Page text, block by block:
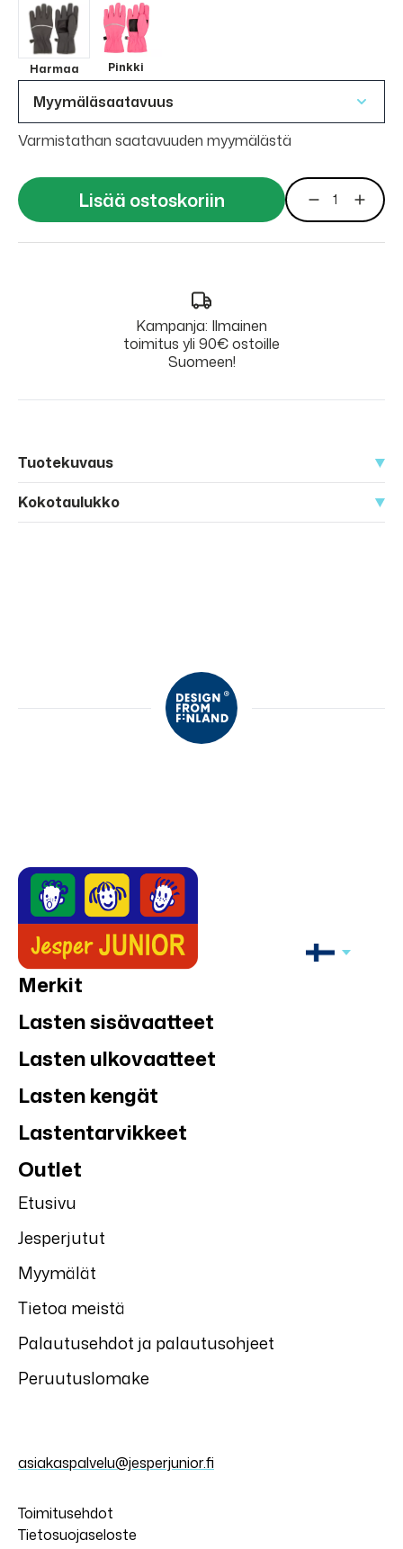
Harmaa Pinkki
Myymäläsaatavuus
Varmistathan saatavuuden myymälästä
Lisää ostoskoriin
Kampanja: Ilmainen
toimitus yli 90€ ostoille
Suomeen!
Tuotekuvaus
Kokotaulukko
Merkit
Lasten sisävaatteet
Lasten ulkovaatteet
Lasten kengät
Lastentarvikkeet
Outlet
Etusivu
Jesperjutut
Myymälät
Tietoa meistä
Palautusehdot ja palautusohjeet
Peruutuslomake
asiakaspalvelu@jesperjunior.fi
Toimitusehdot
Tietosuojaseloste